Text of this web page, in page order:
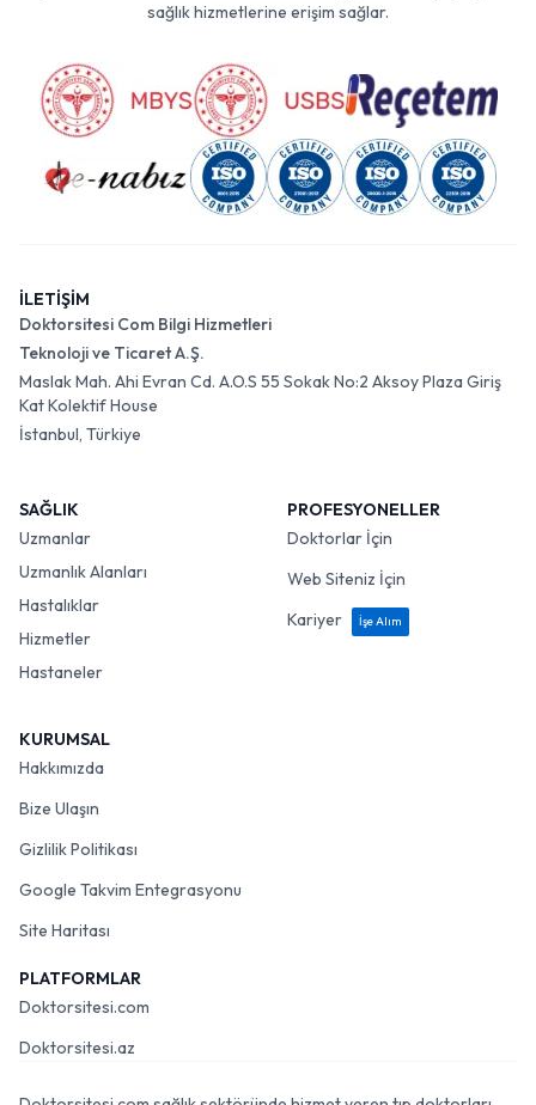
sağlık hizmetlerine erişim sağlar.
İLETİŞİM
Doktorsitesi Com Bilgi Hizmetleri
Teknoloji ve Ticaret A.Ş.
Maslak Mah. Ahi Evran Cd. A.O.S 55 Sokak No:2 Aksoy Plaza Giriş
Kat Kolektif House
İstanbul, Türkiye
SAĞLIK
Uzmanlar
Uzmanlık Alanları
Hastalıklar
Hizmetler
Hastaneler
PROFESYONELLER
Doktorlar İçin
Web Siteniz İçin
Kariyer
İşe Alım
KURUMSAL
Hakkımızda
Bize Ulaşın
Gizlilik Politikası
Google Takvim Entegrasyonu
Site Haritası
PLATFORMLAR
Doktorsitesi.com
Doktorsitesi.az